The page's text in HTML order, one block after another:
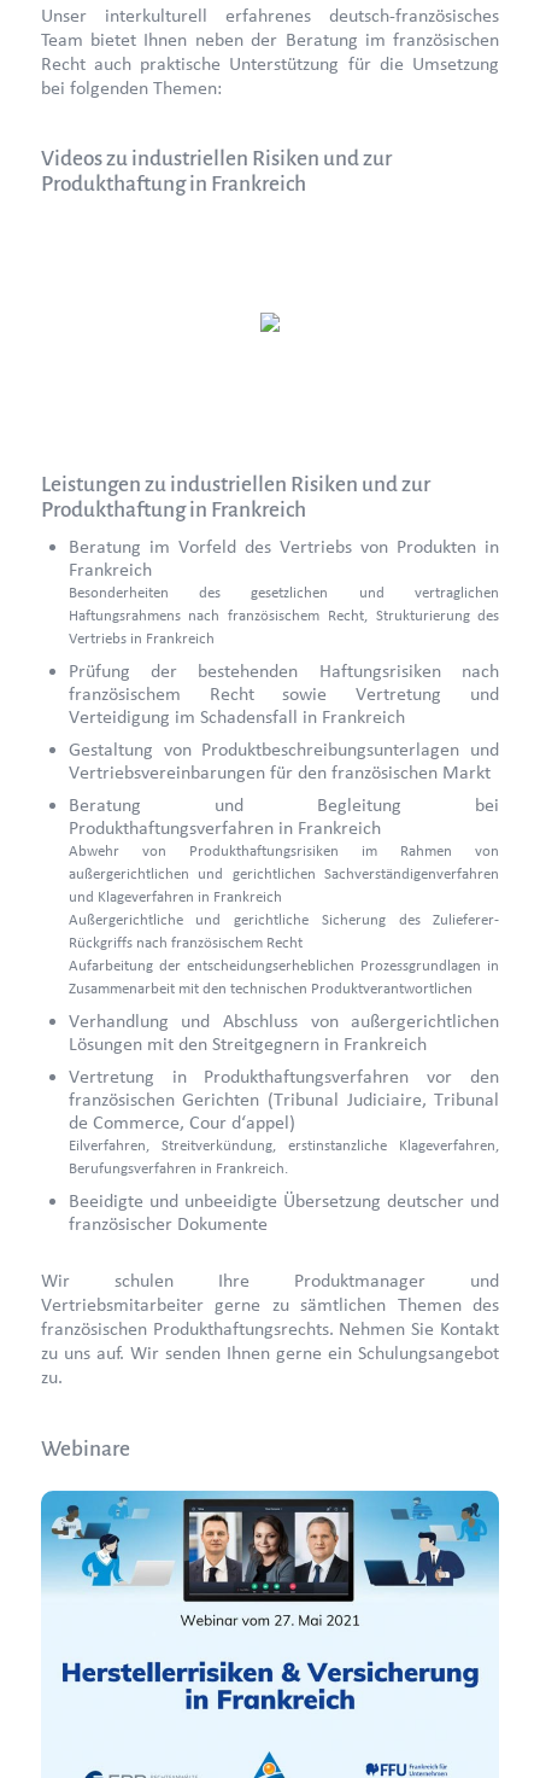
Unser interkulturell erfahrenes deutsch-französisches
Team bietet Ihnen neben der Beratung im französischen
Recht auch praktische Unterstützung für die Umsetzung
bei folgenden Themen:
Videos zu industriellen Risiken und zur
Produkthaftung in Frankreich
Leistungen zu industriellen Risiken und zur
Produkthaftung in Frankreich
Beratung im Vorfeld des Vertriebs von Produkten in
Frankreich
Besonderheiten des gesetzlichen und vertraglichen
Haftungsrahmens nach französischem Recht, Strukturierung des
Vertriebs in Frankreich
Prüfung der bestehenden Haftungsrisiken nach
französischem Recht sowie Vertretung und
Verteidigung im Schadensfall in Frankreich
Gestaltung von Produktbeschreibungsunterlagen und
Vertriebsvereinbarungen für den französischen Markt
Beratung und Begleitung bei
Produkthaftungsverfahren in Frankreich
Abwehr von Produkthaftungsrisiken im Rahmen von
außergerichtlichen und gerichtlichen Sachverständigenverfahren
und Klageverfahren in Frankreich
Außergerichtliche und gerichtliche Sicherung des Zulieferer-
Rückgriffs nach französischem Recht
Aufarbeitung der entscheidungserheblichen Prozessgrundlagen in
Zusammenarbeit mit den technischen Produktverantwortlichen
Verhandlung und Abschluss von außergerichtlichen
Lösungen mit den Streitgegnern in Frankreich
Vertretung in Produkthaftungsverfahren vor den
französischen Gerichten (Tribunal Judiciaire, Tribunal
de Commerce, Cour d‘appel)
Eilverfahren, Streitverkündung, erstinstanzliche Klageverfahren,
Berufungsverfahren in Frankreich.
Beeidigte und unbeeidigte Übersetzung deutscher und
französischer Dokumente
Wir schulen Ihre Produktmanager und
Vertriebsmitarbeiter gerne zu sämtlichen Themen des
französischen Produkthaftungsrechts. Nehmen Sie Kontakt
zu uns auf. Wir senden Ihnen gerne ein Schulungsangebot
zu.
Webinare